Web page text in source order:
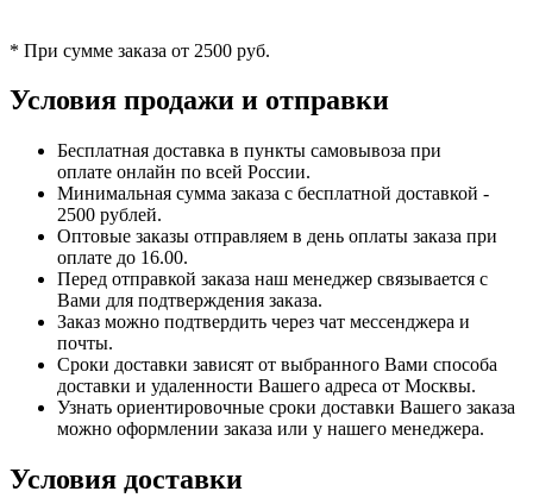
* При сумме заказа от 2500 руб.
Условия продажи и отправки
Бесплатная доставка в пункты самовывоза при
оплате онлайн по всей России.
Минимальная сумма заказа с бесплатной доставкой -
2500 рублей.
Оптовые заказы отправляем в день оплаты заказа при
оплате до 16.00.
Перед отправкой заказа наш менеджер связывается с
Вами для подтверждения заказа.
Заказ можно подтвердить через чат мессенджера и
почты.
Сроки доставки зависят от выбранного Вами способа
доставки и удаленности Вашего адреса от Москвы.
Узнать ориентировочные сроки доставки Вашего заказа
можно оформлении заказа или у нашего менеджера.
Условия доставки